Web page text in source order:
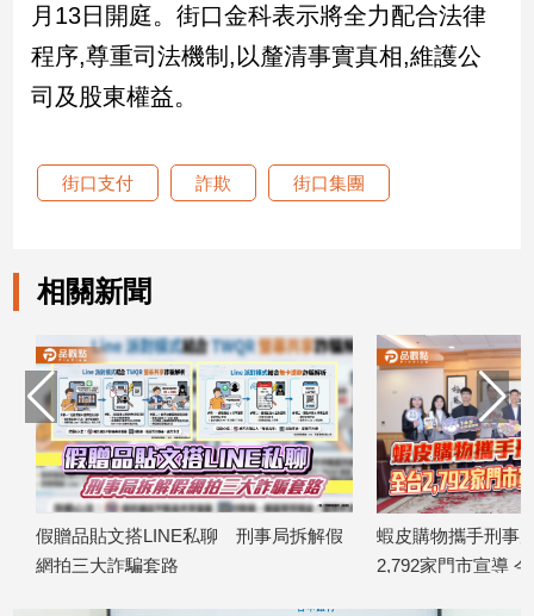
娛
樂
聞
行/
星
生
活
建
築/
室
內
設
計
月13日開庭。街口金科表示將全力配合法律
程序,尊重司法機制,以釐清事實真相,維護公
司及股東權益。
街口支付 詐欺 街口集團
相關新聞
假贈品貼文搭LINE私聊 刑事局拆解假
網拍三大詐騙套路
蝦皮購物攜手刑事局
2,792家門市宣導 今